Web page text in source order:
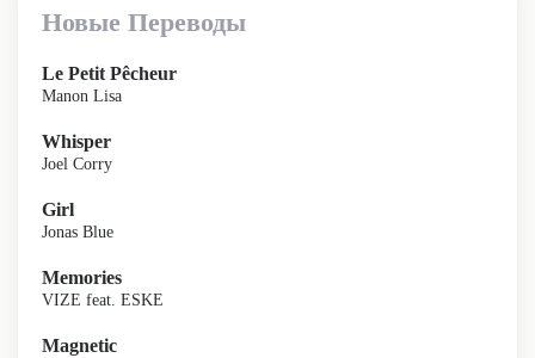
Новые Переводы
Le Petit Pêcheur
Manon Lisa
Whisper
Joel Corry
Girl
Jonas Blue
Memories
VIZE feat. ESKE
Magnetic